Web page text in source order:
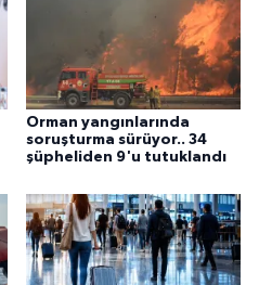
Orman yangınlarında
soruşturma sürüyor.. 34
şüpheliden 9'u tutuklandı